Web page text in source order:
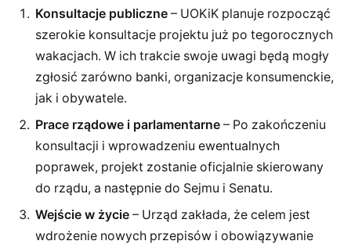
Konsultacje publiczne – UOKiK planuje rozpocząć
szerokie konsultacje projektu już po tegorocznych
wakacjach. W ich trakcie swoje uwagi będą mogły
zgłosić zarówno banki, organizacje konsumenckie,
jak i obywatele.
Prace rządowe i parlamentarne – Po zakończeniu
konsultacji i wprowadzeniu ewentualnych
poprawek, projekt zostanie oficjalnie skierowany
do rządu, a następnie do Sejmu i Senatu.
Wejście w życie – Urząd zakłada, że celem jest
wdrożenie nowych przepisów i obowiązywanie